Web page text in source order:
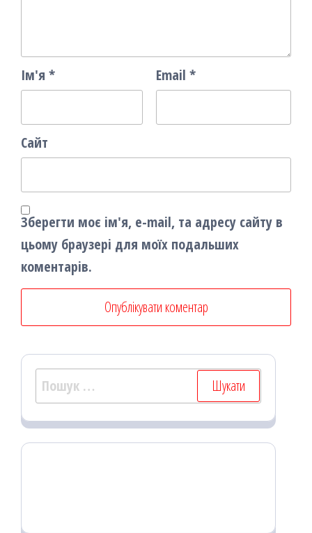
Ім'я * Email *
Сайт
Зберегти моє ім'я, e-mail, та адресу сайту в
цьому браузері для моїх подальших
коментарів.
Пошук: